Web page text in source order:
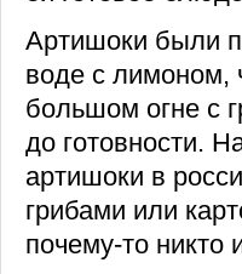
Артишоки были
воде с лимоном,
большом огне с
до готовности.
артишоки в
грибами или
почему-то никто